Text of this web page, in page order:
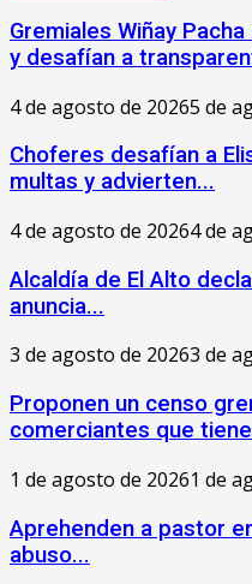
Gremiales Wiñay
y desafían a
4 de agosto de 20265 de
Choferes desafían a
multas y advierten...
4 de agosto de 20264 de
‎Alcaldía de El Alto
anuncia...
3 de agosto de 20263 de
Proponen un censo
comerciantes que
1 de agosto de 20261 de
Aprehenden a pastor
abuso...